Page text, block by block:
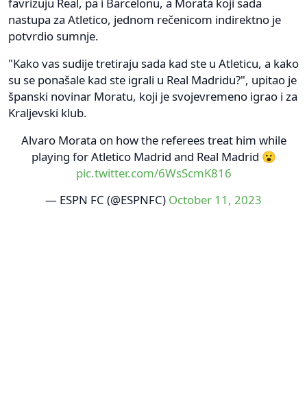
nastupa za Atletico, jednom rečenicom indirektno je
potvrdio sumnje.
"Kako vas sudije tretiraju sada kad ste u Atleticu, a kako
su se ponašale kad ste igrali u Real Madridu?", upitao je
španski novinar Moratu, koji je svojevremeno igrao i za
Kraljevski klub.
Alvaro Morata on how the referees treat him while
playing for Atletico Madrid and Real Madrid 😮
pic.twitter.com/6WsScmK816
— ESPN FC (@ESPNFC) October 11, 2023